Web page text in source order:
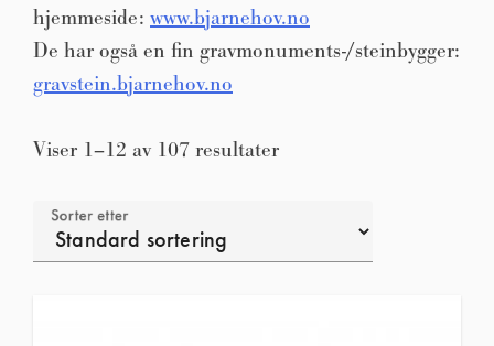
hjemmeside: www.bjarnehov.no
De har også en fin gravmonuments-/steinbygger:
gravstein.bjarnehov.no
Viser 1–12 av 107 resultater
Sorter etter